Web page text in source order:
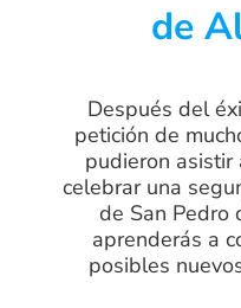
de
Después del
petición de
pudieron asistir
celebrar una
de San Pedro
aprenderás a
posibles